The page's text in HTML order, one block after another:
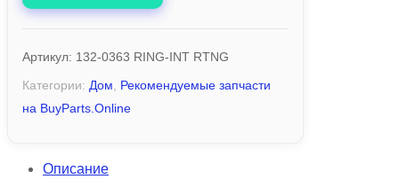
Артикул: 132-0363 RING-INT RTNG
Категории: Дом
Рекомендуемые запчасти
на BuyParts.Online
Описание